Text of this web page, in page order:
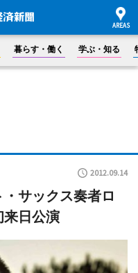
暮らす・働く 学ぶ・知る
2012.09.14
サックス奏者ロ
来日公演